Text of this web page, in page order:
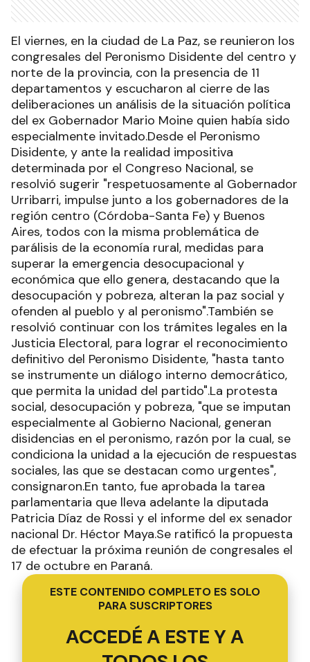
El viernes, en la ciudad de La Paz, se reunieron los
congresales del Peronismo Disidente del centro y
norte de la provincia, con la presencia de 11
departamentos y escucharon al cierre de las
deliberaciones un análisis de la situación política
del ex Gobernador Mario Moine quien había sido
especialmente invitado.Desde el Peronismo
Disidente, y ante la realidad impositiva
determinada por el Congreso Nacional, se
resolvió sugerir "respetuosamente al Gobernador
Urribarri, impulse junto a los gobernadores de la
región centro (Córdoba-Santa Fe) y Buenos
Aires, todos con la misma problemática de
parálisis de la economía rural, medidas para
superar la emergencia desocupacional y
económica que ello genera, destacando que la
desocupación y pobreza, alteran la paz social y
ofenden al pueblo y al peronismo".También se
resolvió continuar con los trámites legales en la
Justicia Electoral, para lograr el reconocimiento
definitivo del Peronismo Disidente, "hasta tanto
se instrumente un diálogo interno democrático,
que permita la unidad del partido".La protesta
social, desocupación y pobreza, "que se imputan
especialmente al Gobierno Nacional, generan
disidencias en el peronismo, razón por la cual, se
condiciona la unidad a la ejecución de respuestas
sociales, las que se destacan como urgentes",
consignaron.En tanto, fue aprobada la tarea
parlamentaria que lleva adelante la diputada
Patricia Díaz de Rossi y el informe del ex senador
nacional Dr. Héctor Maya.Se ratificó la propuesta
de efectuar la próxima reunión de congresales el
17 de octubre en Paraná.
ESTE CONTENIDO COMPLETO ES SOLO
PARA SUSCRIPTORES
ACCEDÉ A ESTE Y A